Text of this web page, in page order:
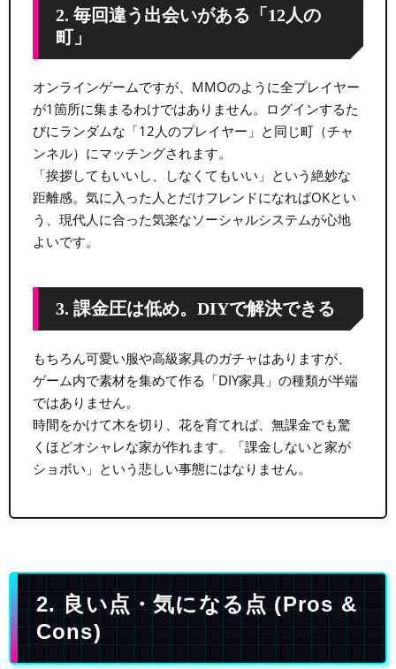
2. 毎回違う出会いがある「12人の
町」
オンラインゲームですが、MMOのように全プレイヤー
が1箇所に集まるわけではありません。ログインするた
びにランダムな「12人のプレイヤー」と同じ町（チャ
ンネル）にマッチングされます。
「挨拶してもいいし、しなくてもいい」という絶妙な
距離感。気に入った人とだけフレンドになればOKとい
う、現代人に合った気楽なソーシャルシステムが心地
よいです。
3. 課金圧は低め。DIYで解決できる
もちろん可愛い服や高級家具のガチャはありますが、
ゲーム内で素材を集めて作る「DIY家具」の種類が半端
ではありません。
時間をかけて木を切り、花を育てれば、無課金でも驚
くほどオシャレな家が作れます。「課金しないと家が
ショボい」という悲しい事態にはなりません。
2. 良い点・気になる点 (Pros &
Cons)